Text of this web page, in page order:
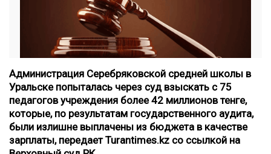
Администрация Серебряковской средней школы в
Уральске попыталась через суд взыскать с 75
педагогов учреждения более 42 миллионов тенге,
которые, по результатам государственного аудита,
были излишне выплачены из бюджета в качестве
зарплаты, передает Turantimes.kz со ссылкой на